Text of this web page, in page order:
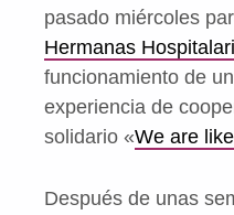
pasado miércoles
Hermanas
funcionamiento de
experiencia de
solidario «We are
Después de unas